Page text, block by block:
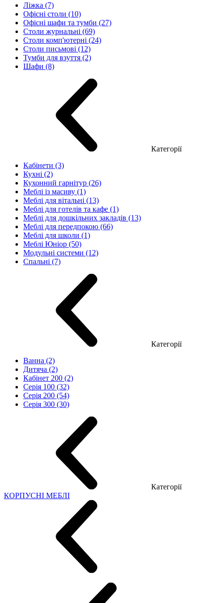
Ліжка (7)
Офісні столи (10)
Офісні шафи та тумби (27)
Столи журнальні (69)
Столи комп'ютерні (24)
Столи письмові (12)
Тумби для взуття (2)
Шафи (8)
Категорії
Кабінети (3)
Кухні (2)
Кухонний гарнітур (26)
Меблі із масиву (1)
Меблі для вітальні (13)
Меблі для готелів та кафе (1)
Меблі для дошкільних закладів (13)
Меблі для передпокою (66)
Меблі для школи (1)
Меблі Юніор (50)
Модульні системи (12)
Спальні (7)
Категорії
Ванна (2)
Дитяча (2)
Кабінет 200 (2)
Серія 100 (32)
Серія 200 (54)
Серія 300 (30)
Категорії
КОРПУСНІ МЕБЛІ